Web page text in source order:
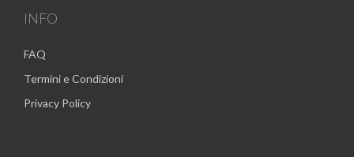
INFO
FAQ
Termini e Condizioni
Privacy Policy